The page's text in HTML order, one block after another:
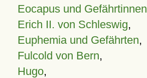
Eocapus und Gefährtinnen
Erich II. von Schleswig,
Euphemia und Gefährten,
Fulcold von Bern,
Hugo,